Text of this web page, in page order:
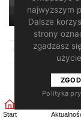
Start
Pomagamy.
TV28.pl Regulamin
najwyższym
Dalsze
strony
zgadzasz
Polityka